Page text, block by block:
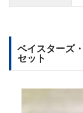
ベイスターズ
セット